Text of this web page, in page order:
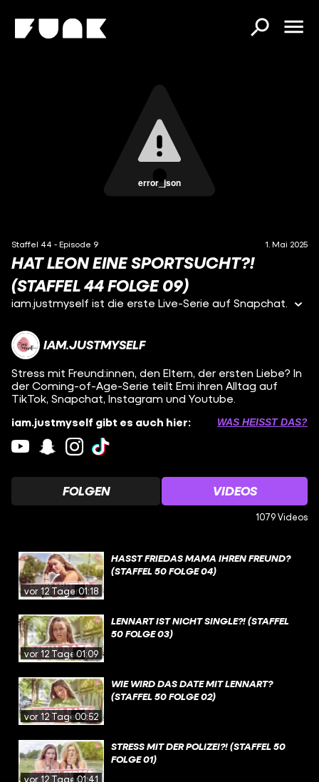
error_json
Staffel 44 - Episode 9 1. Mai 2025
HAT LEON EINE SPORTSUCHT?!
(STAFFEL 44 FOLGE 09)
iam.justmyself ist die erste Live-Serie auf Snapchat.
IAM.JUSTMYSELF
Stress mit Freund:innen, den Eltern, der ersten Liebe? In
der Coming-of-Age-Serie teilt Emi ihren Alltag auf
TikTok, Snapchat, Instagram und Youtube.
iam.justmyself gibt es auch hier:
WAS HEISST DAS?
FOLGEN VIDEOS
1079 Videos
vor 12 Tagen01:18
HASST FRIEDAS MAMA IHREN FREUND?
(STAFFEL 50 FOLGE 04)
vor 12 Tagen01:09
LENNART IST NICHT SINGLE?! (STAFFEL
50 FOLGE 03)
vor 12 Tagen00:52
WIE WIRD DAS DATE MIT LENNART?
(STAFFEL 50 FOLGE 02)
vor 12 Tagen01:41
STRESS MIT DER POLIZEI?! (STAFFEL 50
FOLGE 01)